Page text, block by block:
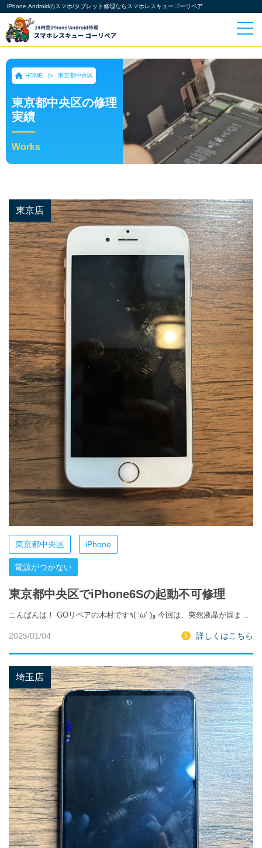
iPhone,Androidのスマホ/タブレット修理ならスマホレスキューゴーリペア
HOME 東京都中央区
東京都中央区の修理
実績
Works
東京店
東京都中央区 iPhone
電源がつかない
東京都中央区でiPhone6Sの起動不可修理
こんばんは！ GOリペアの木村です٩( ‘ω’ )و 今回は、突然液晶が固ま…
2025/01/04 詳しくはこちら
埼玉店